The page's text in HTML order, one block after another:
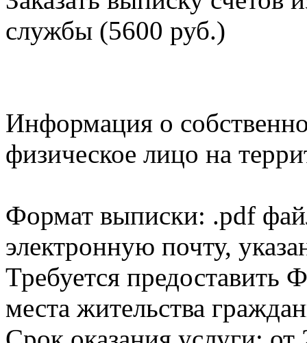
службы (5600 руб.)
Информация о
физическое лицо на
Формат выписки: .pdf
электронную почту,
Требуется
места жительства